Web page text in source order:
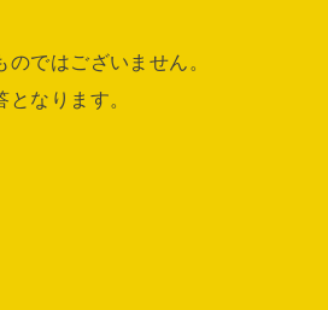
ではございません。
なります。